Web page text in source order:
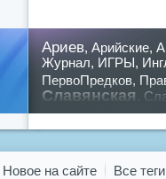
Ариев, Арийские,
Журнал, ИГРЫ,
ПервоПредков,
Славянская
русский,славян
Новое на сайте Все теги